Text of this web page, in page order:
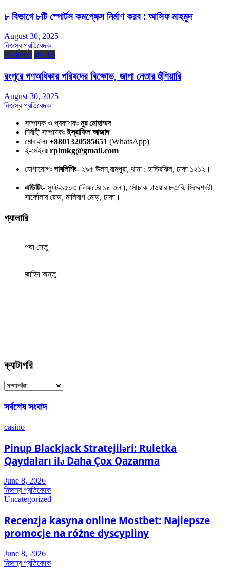
৮ বিভাগে ৮টি স্পোর্টস কমপ্লেক্স নির্মাণ করব : আসিফ মাহমুদ
August 30, 2025
নিজস্ব প্রতিবেদক
জেলার খবর রাজনীতি
রংপুরে গণঅধিকার পরিষদের বিক্ষোভ, জাপা নেতার হুঁশিয়ারি
August 30, 2025
নিজস্ব প্রতিবেদক
সম্পাদক ও প্রকাশকঃ নুর মোহাম্মদ
নির্বাহী সম্পাদকঃইস্রাফিল আজাদ
মোবাইলঃ +8801320585651 (WhatsApp)
ই-মেইলঃ rplmkg@gmail.com
যোগাযোগঃ পাবলিশিং- ২৯৫ উলন,রামপুরা, থানা : হাতিরঝিল, ঢাকা ১২১২।
এডিটিং- স্যুট-১৫০৩ (লিফটের ১৪ তলা), মৌচাক টাওয়ার ৮৩/বি, সিদ্দেশ্বরী
সার্কোলার রোড, মালিবাগ মোড়, ঢাকা।
গ্যালারি
পদ্মা সেতু
জাহিদ অন্তু
ক্যাটাগরি
ক্যাটাগরি
সর্বশেষ সংবাদ
casino
Pinup Blackjack Stratejiləri: Ruletka
Qaydaları ilə Daha Çox Qazanma
June 8, 2026
নিজস্ব প্রতিবেদক
Uncategorized
Recenzja kasyna online Mostbet: Najlepsze
promocje na różne dyscypliny
June 8, 2026
নিজস্ব প্রতিবেদক